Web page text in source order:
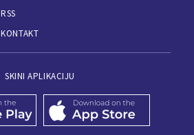
RSS
KONTAKT
SKINI APLIKACIJU